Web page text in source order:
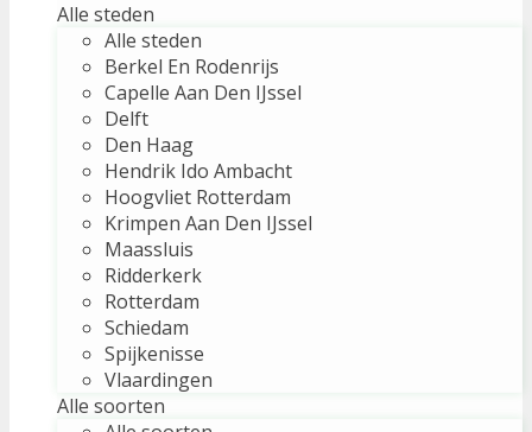
Alle steden
Alle steden
Berkel En Rodenrijs
Capelle Aan Den IJssel
Delft
Den Haag
Hendrik Ido Ambacht
Hoogvliet Rotterdam
Krimpen Aan Den IJssel
Maassluis
Ridderkerk
Rotterdam
Schiedam
Spijkenisse
Vlaardingen
Alle soorten